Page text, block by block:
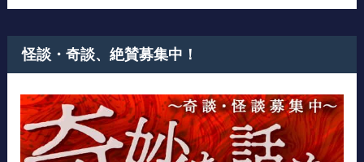
怪談・奇談、絶賛募集中！